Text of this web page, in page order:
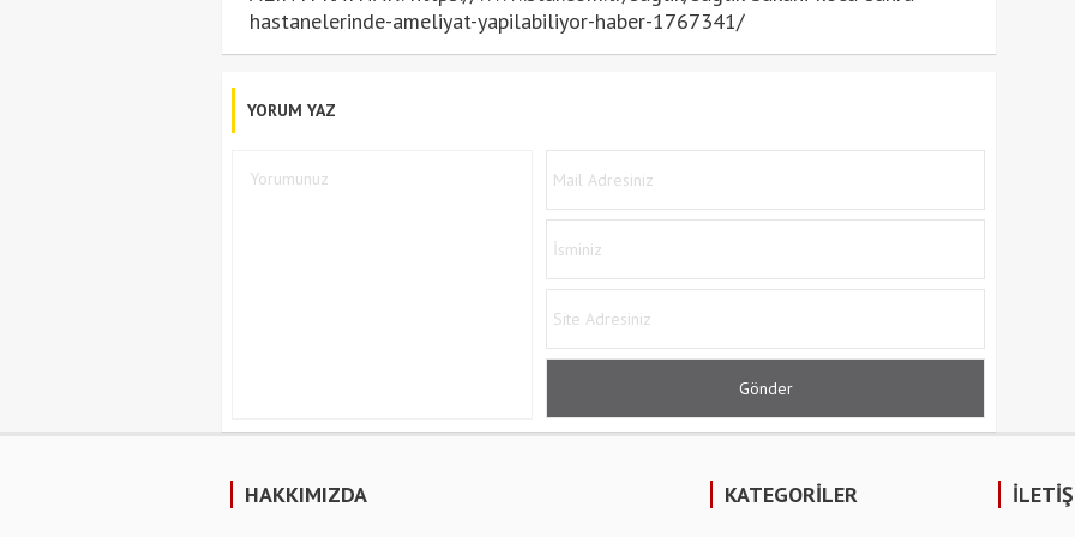
hastanelerinde-ameliyat-yapilabiliyor-haber-1767341/
YORUM YAZ
HAKKIMIZDA KATEGORİLER